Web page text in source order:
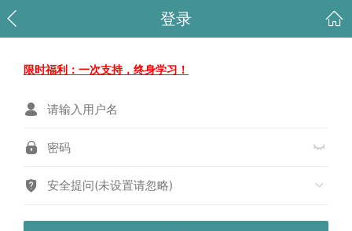
登录
限时福利：一次支持，终身学习！
安全提问(未设置请忽略)